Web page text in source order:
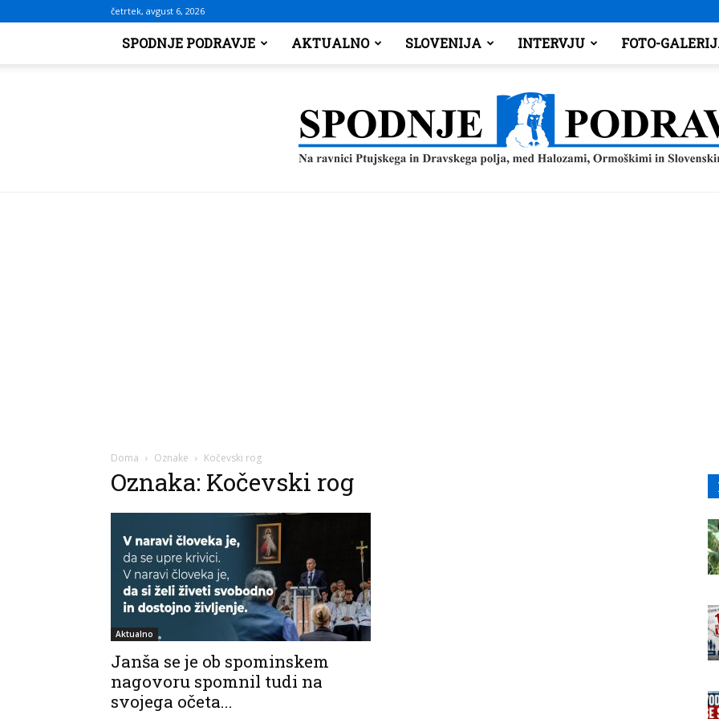
četrtek, avgust 6, 2026
SPODNJE PODRAVJE AKTUALNO SLOVENIJA INTERVJU FOTO-
Doma Oznake Kočevski rog
Oznaka: Kočevski rog
Aktualno
Janša se je ob spominskem
nagovoru spomnil tudi na
svojega očeta...